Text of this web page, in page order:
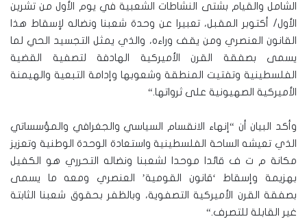
الشامل والقيام بشتى النشاطات الشعبية في يوم الأول من تشرين
الأول/ أكتوبر المقبل، تعبيرا عن وحدة شعبنا ونضاله لإسقاط هذا
القانون العنصري ومن يقف وراءه، والذي يمثل التجسيد الحي لما
يسمى بصفقة القرن الأميركية الهادفة لتصفية القضية
الفلسطينية وتفتيت المنطقة وشعوبها وإدامة التبعية والهيمنة
الأميركية الصهيونية على ثرواتها“.
وأكد البيان أن “إنهاء الانقسام السياسي والجغرافي والمؤسساتي
الذي تعيشه الساحة الفلسطينية واستعادة الوحدة الوطنية وتعزيز
مكانة م ت ف قائدا موحدا لشعبنا ونضاله التحرري هو الكفيل
بهزيمة وإسقاط ‘قانون القومية’ العنصري ومعه ما يسمى
بصفقة القرن الأميركية التصفوية، وبالظفر بحقوق شعبنا الثابتة
غير القابلة للتصرف“.